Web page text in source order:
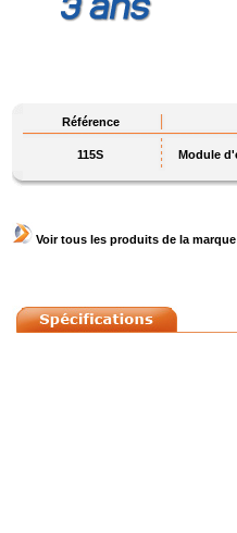
Référence
115S Module
Voir tous les produits de la marque